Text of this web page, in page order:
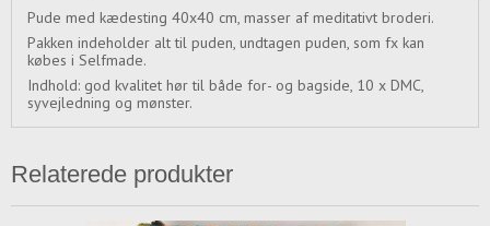
Pude med kædesting 40x40 cm, masser af meditativt broderi.
Pakken indeholder alt til puden, undtagen puden, som fx kan
købes i Selfmade.
Indhold: god kvalitet hør til både for- og bagside, 10 x DMC,
syvejledning og mønster.
Relaterede produkter